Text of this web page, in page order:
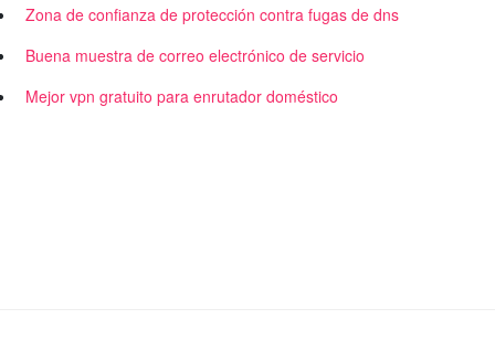
Zona de confianza de protección contra fugas de dns
Buena muestra de correo electrónico de servicio
Mejor vpn gratuito para enrutador doméstico